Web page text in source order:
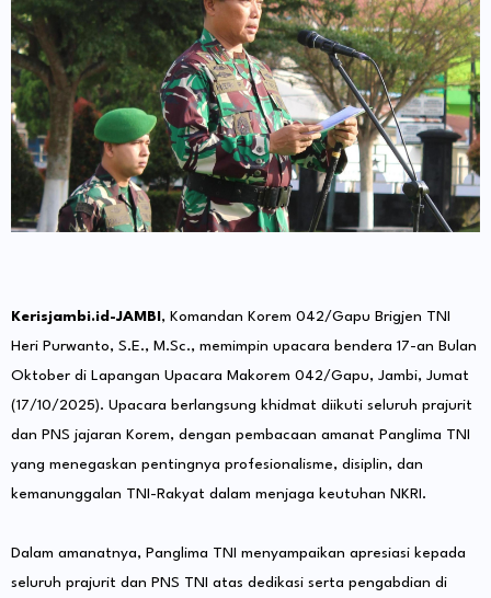
Kerisjambi.id-JAMBI , Komandan Korem 042/Gapu Brigjen TNI
Heri Purwanto, S.E., M.Sc., memimpin upacara bendera 17-an Bulan
Oktober di Lapangan Upacara Makorem 042/Gapu, Jambi, Jumat
(17/10/2025). Upacara berlangsung khidmat diikuti seluruh prajurit
dan PNS jajaran Korem, dengan pembacaan amanat Panglima TNI
yang menegaskan pentingnya profesionalisme, disiplin, dan
kemanunggalan TNI-Rakyat dalam menjaga keutuhan NKRI.
Dalam amanatnya, Panglima TNI menyampaikan apresiasi kepada
seluruh prajurit dan PNS TNI atas dedikasi serta pengabdian di